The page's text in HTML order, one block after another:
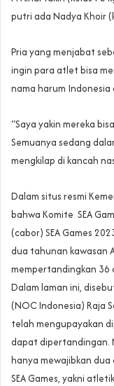
putri ada Nadya Khoir
Pria yang menjabat
ingin para atlet bisa
nama harum
“Saya yakin mereka
Semuanya sedang
mengkilap di kancah
Dalam situs resmi
bahwa Komite SEA
(cabor) SEA Games
dua tahunan kawasan
mempertandingkan 36
Dalam laman ini,
(NOC Indonesia) Raja
telah mengupayakan
dapat dipertandingan.
hanya mewajibkan
SEA Games, yakni